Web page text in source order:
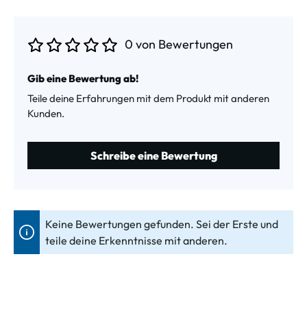
0 von Bewertungen
Gib eine Bewertung ab!
Teile deine Erfahrungen mit dem Produkt mit anderen
Kunden.
Schreibe eine Bewertung
Keine Bewertungen gefunden. Sei der Erste und
teile deine Erkenntnisse mit anderen.